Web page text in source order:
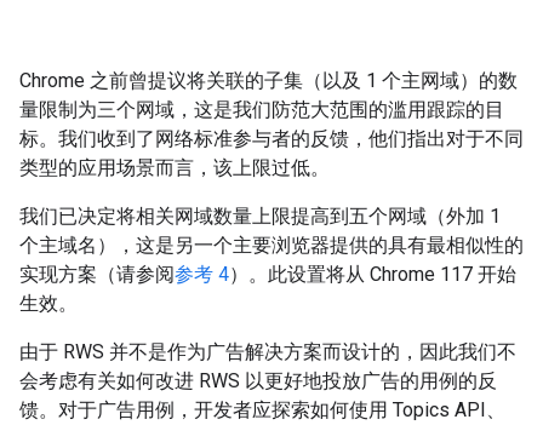
Chrome 之前曾提议将关联的子集（以及 1 个主网域）的数
量限制为三个网域，这是我们防范大范围的滥用跟踪的目
标。我们收到了网络标准参与者的反馈，他们指出对于不同
类型的应用场景而言，该上限过低。
我们已决定将相关网域数量上限提高到五个网域（外加 1
个主域名），这是另一个主要浏览器提供的具有最相似性的
实现方案（请参阅参考 4）。此设置将从 Chrome 117 开始
生效。
由于 RWS 并不是作为广告解决方案而设计的，因此我们不
会考虑有关如何改进 RWS 以更好地投放广告的用例的反
馈。对于广告用例，开发者应探索如何使用 Topics API、